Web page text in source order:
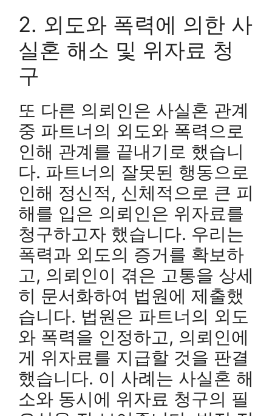
2. 외도와 폭력에 의한 사
실혼 해소 및 위자료 청
구
또 다른 의뢰인은 사실혼 관계
중 파트너의 외도와 폭력으로
인해 관계를 끝내기로 했습니
다. 파트너의 잘못된 행동으로
인해 정신적, 신체적으로 큰 피
해를 입은 의뢰인은 위자료를
청구하고자 했습니다. 우리는
폭력과 외도의 증거를 확보하
고, 의뢰인이 겪은 고통을 상세
히 문서화하여 법원에 제출했
습니다. 법원은 파트너의 외도
와 폭력을 인정하고, 의뢰인에
게 위자료를 지급할 것을 판결
했습니다. 이 사례는 사실혼 해
소와 동시에 위자료 청구의 필